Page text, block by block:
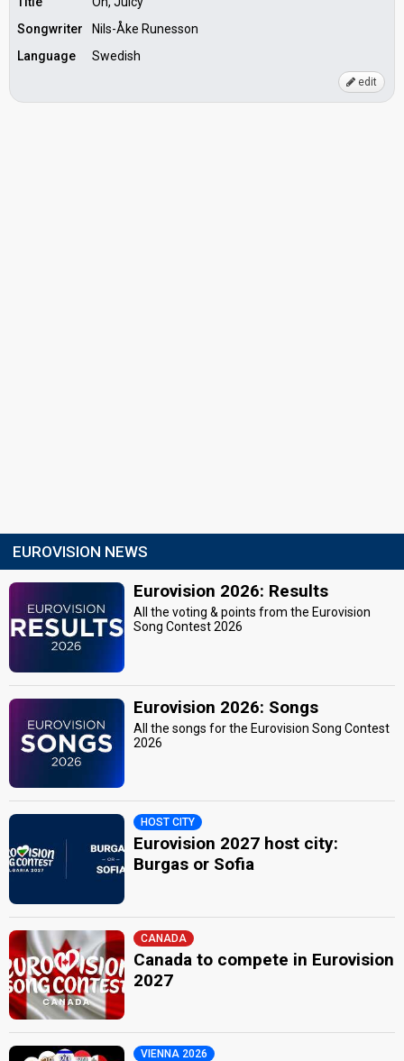
Songwriter
Nils-Åke Runesson
Language
Swedish
edit
EUROVISION NEWS
Eurovision 2026: Results
All the voting & points from the Eurovision
Song Contest 2026
Eurovision 2026: Songs
All the songs for the Eurovision Song Contest
2026
HOST CITY
Eurovision 2027 host city:
Burgas or Sofia
CANADA
Canada to compete in Eurovision
2027
VIENNA 2026